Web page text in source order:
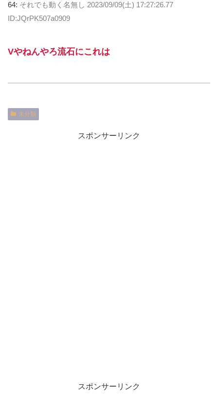
64: それでも動く名無し 2023/09/09(土) 17:27:26.77
ID:JQrPK507a0909
Vやねんやろ流石にこれは
未分類
スポンサーリンク
スポンサーリンク